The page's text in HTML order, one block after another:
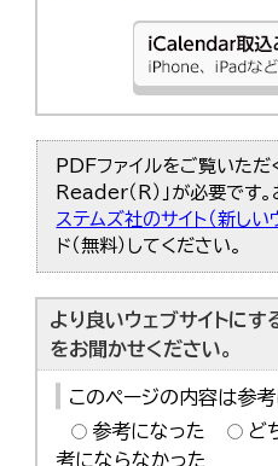
PDFファイルをご覧いただ
Reader（R）」が必要です
ステムズ社のサイト（新しい
ド（無料）してください。
より良いウェブサイトにす
をお聞かせください。
このページの内容は参
参考になった
ど
考にならなかった